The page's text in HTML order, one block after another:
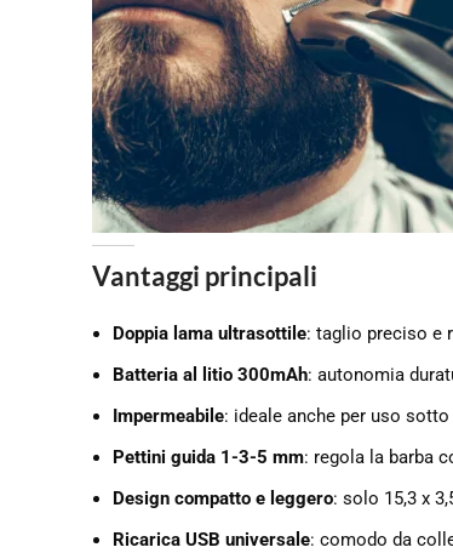
Vantaggi principali
Doppia lama ultrasottile: taglio preciso e
Batteria al litio 300mAh: autonomia
Impermeabile: ideale anche per uso
Pettini guida 1-3-5 mm: regola la barba
Design compatto e leggero: solo 15,3 x
Ricarica USB universale: comodo da